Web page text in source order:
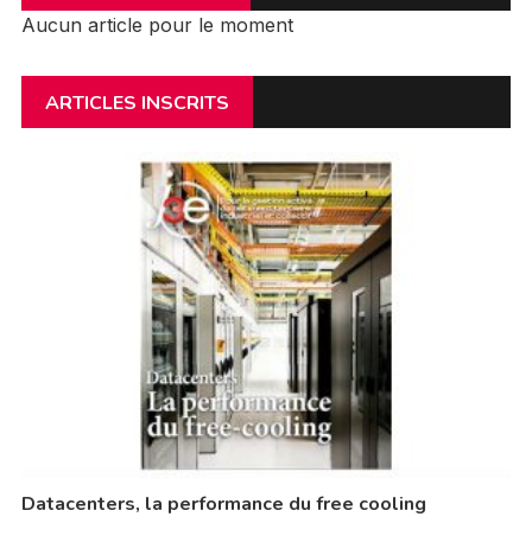
Aucun article pour le moment
ARTICLES INSCRITS
Datacenters, la performance du free cooling